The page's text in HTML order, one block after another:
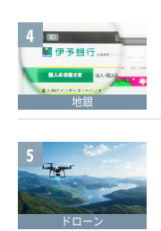
4
地銀
5
ドローン